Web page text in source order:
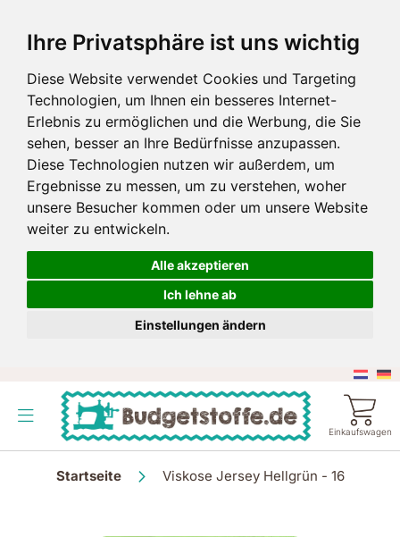
Ihre Privatsphäre ist uns wichtig
Diese Website verwendet Cookies und Targeting
Technologien, um Ihnen ein besseres Internet-
Erlebnis zu ermöglichen und die Werbung, die Sie
sehen, besser an Ihre Bedürfnisse anzupassen.
Diese Technologien nutzen wir außerdem, um
Ergebnisse zu messen, um zu verstehen, woher
unsere Besucher kommen oder um unsere Website
weiter zu entwickeln.
Alle akzeptieren
Ich lehne ab
Einstellungen ändern
Inhalt
springen
Einkaufswagen
Startseite Viskose Jersey Hellgrün - 16